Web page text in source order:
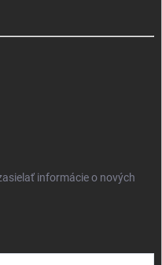
informácie o nových